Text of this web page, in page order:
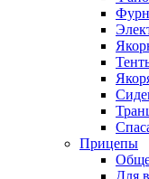
Прицепы
Для